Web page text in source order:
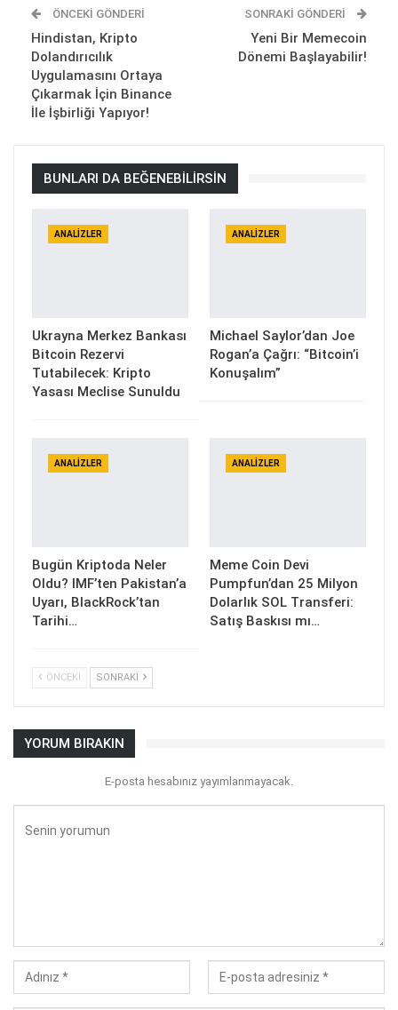
ÖNCEKI GÖNDERI
Hindistan, Kripto
Dolandırıcılık
Uygulamasını Ortaya
Çıkarmak İçin Binance
İle İşbirliği Yapıyor!
SONRAKI GÖNDERI
Yeni Bir Memecoin
Dönemi Başlayabilir!
BUNLARI DA BEĞENEBILIRSIN
ANALIZLER
Ukrayna Merkez Bankası
Bitcoin Rezervi
Tutabilecek: Kripto
Yasası Meclise Sunuldu
ANALIZLER
Michael Saylor’dan Joe
Rogan’a Çağrı: “Bitcoin’i
Konuşalım”
ANALIZLER
Bugün Kriptoda Neler
Oldu? IMF’ten Pakistan’a
Uyarı, BlackRock’tan
Tarihi…
ANALIZLER
Meme Coin Devi
Pumpfun’dan 25 Milyon
Dolarlık SOL Transferi:
Satış Baskısı mı…
ÖNCEKI SONRAKI
YORUM BIRAKIN
E-posta hesabınız yayımlanmayacak.